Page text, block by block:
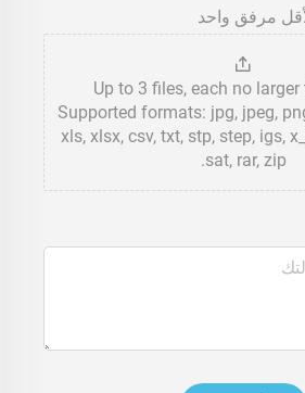
مرفق واحد
Up to 3 files, each no
Supported formats: jpg, jpeg,
xls, xlsx, csv, txt, stp, step, igs,
sat, rar, zip.